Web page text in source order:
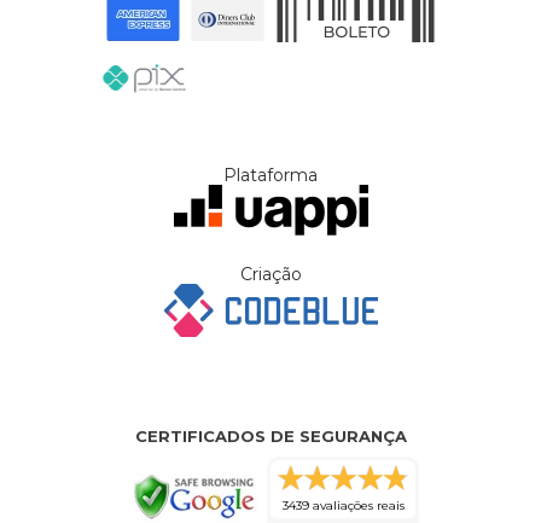
Plataforma
Criação
CERTIFICADOS DE SEGURANÇA
3439 avaliações reais